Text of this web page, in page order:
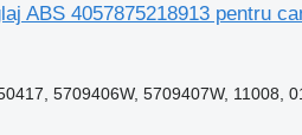
ABS 4057875218913 pentru
5709406W, 5709407W, 11008,